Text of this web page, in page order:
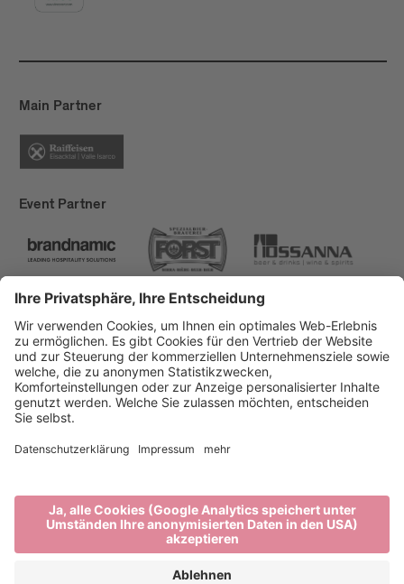
Main Partner
Event Partner
Brixen Tourismus
Privacy
Impressum
Förderungen
produced by